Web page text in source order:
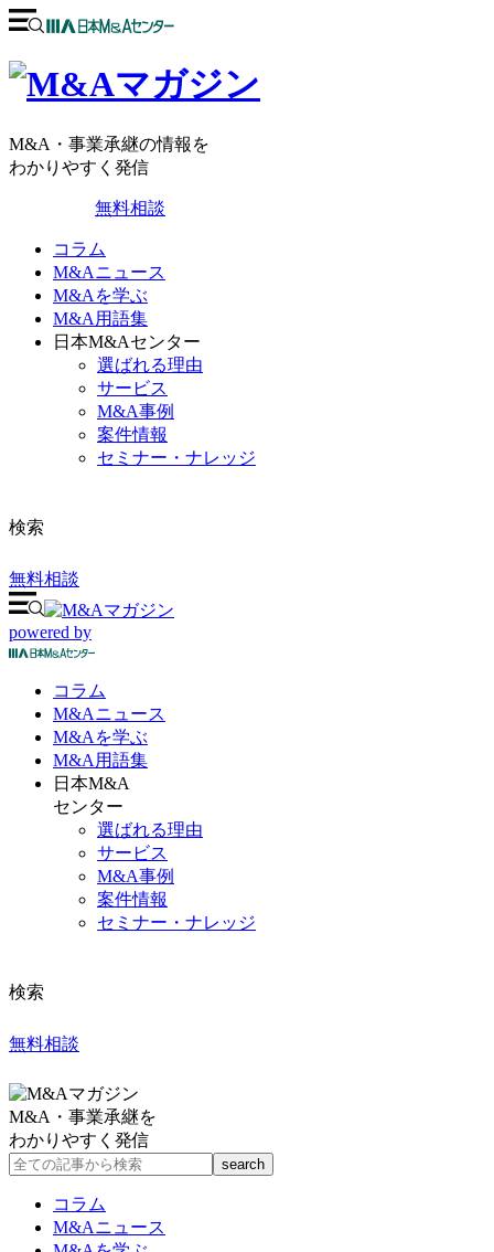
M&A・事業承継の情報を
わかりやすく発信
無料相談
コラム
M&Aニュース
M&Aを学ぶ
M&A用語集
日本M&Aセンター
選ばれる理由
サービス
M&A事例
案件情報
セミナー・ナレッジ
検索
無料相談
powered by
コラム
M&Aニュース
M&Aを学ぶ
M&A 用語集
日本M&A
センター
選ばれる理由
サービス
M&A事例
案件情報
セミナー・ナレッジ
検索
無料相談
M&A・事業承継を
わかりやすく発信
コラム
M&Aニュース